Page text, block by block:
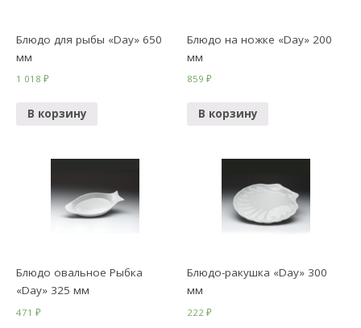
Блюдо для рыбы «Day» 650
мм
1 018₽
В корзину
Блюдо на ножке «Day» 200
мм
859₽
В корзину
Блюдо овальное Рыбка
«Day» 325 мм
471₽
Блюдо-ракушка «Day» 300
мм
222₽